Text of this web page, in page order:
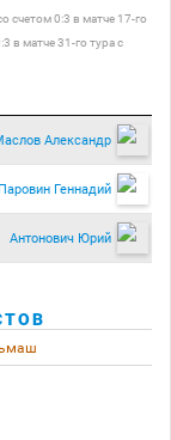
счетом 0:3 в матче 17-го
в матче 31-го тура с
Александр
Паровин Геннадий
Антонович Юрий